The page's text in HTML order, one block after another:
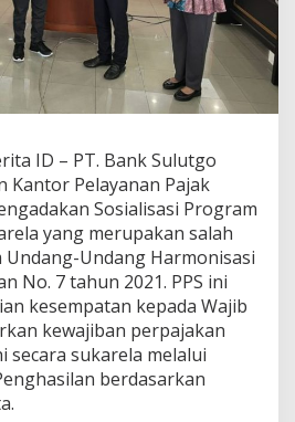
ID – PT. Bank Sulutgo
Kantor Pelayanan Pajak
Sosialisasi Program
yang merupakan salah
Undang Harmonisasi
No. 7 tahun 2021. PPS ini
kesempatan kepada Wajib
kewajiban perpajakan
secara sukarela melalui
berdasarkan